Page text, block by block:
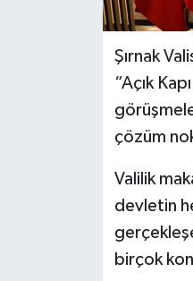
Şırnak
“Açık
çözüm
Valilik
devletin
birçok